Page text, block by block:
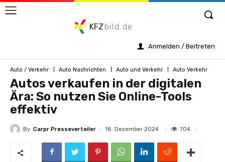
KFZ bild.de
Anmelden / Beitreten
Auto / Verkehr Auto Nachrichten Auto und Verkehr Auto Verkehr
Autos verkaufen in der digitalen
Ära: So nutzen Sie Online-Tools
effektiv
By Carpr Presseverteiler 18. Dezember 2024 704